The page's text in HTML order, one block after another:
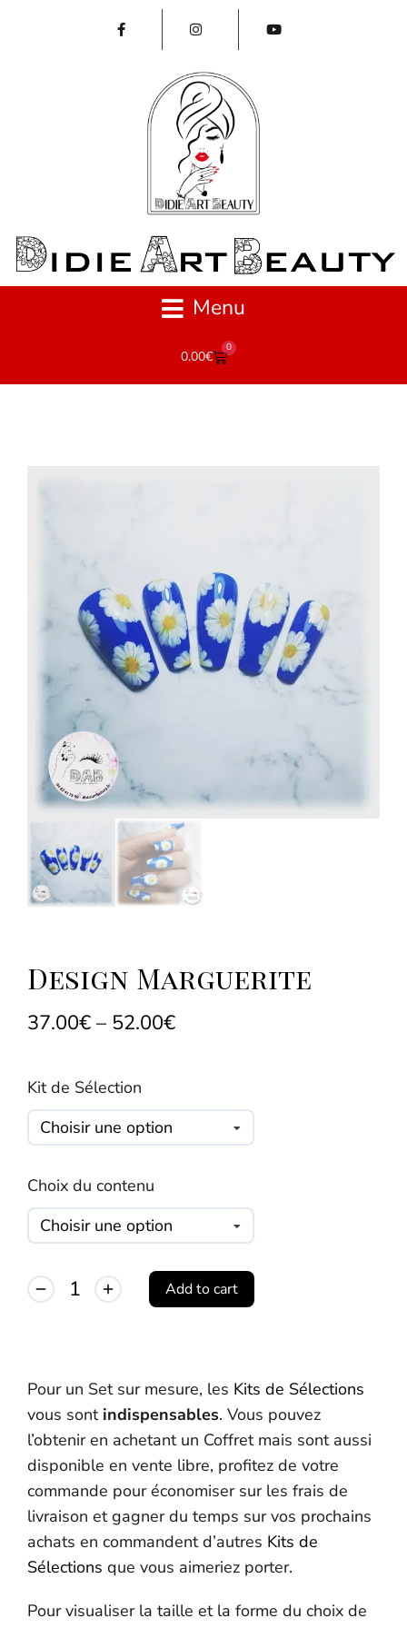
Menu
0.00€
0
Design Marguerite
37.00€ – 52.00€
Kit de Sélection
Choix du contenu
Add to cart
Pour un Set sur mesure, les Kits de Sélections
vous sontindispensables. Vous pouvez
l’obtenir en achetant un Coffret mais sont aussi
disponible en vente libre, profitez de votre
commande pour économiser sur les frais de
livraison et gagner du temps sur vos prochains
achats en commandent d’autres Kits de
Sélections que vous aimeriez porter.
Pour visualiser la taille et la forme du choix de